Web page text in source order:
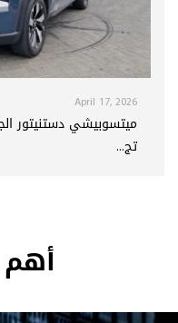
April 17, 2026
تج...
أهم